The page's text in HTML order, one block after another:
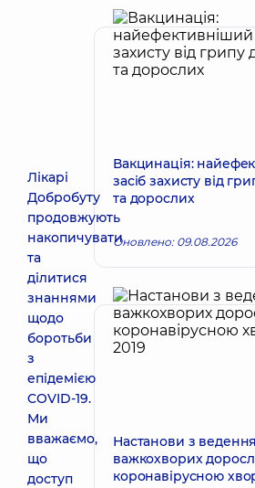
Лікарі
Добробуту
продовжують
накопичувати
та
ділитися
знаннями
щодо
боротьби
з
епідемією
COVID-19.
Ми
вважаємо,
що
доступ
Вакцинація:
засіб захисту від
та дорослих
Оновлено: 09.08.2026
Настанови з ведення
важкохворих
коронавірусною